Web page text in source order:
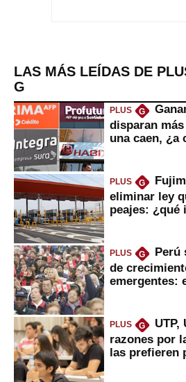
LAS MÁS LEÍDAS DE
G
PLUS G
disparan
una caen, ¿a
PLUS G
eliminar ley
peajes: ¿qué
PLUS G
Perú
de
emergentes:
PLUS G
UTP,
razones por
las prefieren